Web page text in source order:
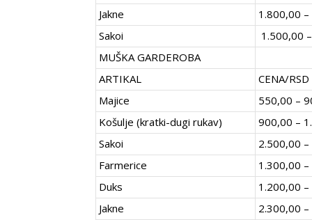
Jakne
1.800,00
Sakoi
1.500,00
MUŠKA GARDEROBA
ARTIKAL
CENA/RSD
Majice
550,00 –
Košulje (kratki-dugi rukav)
900,00 –
Sakoi
2.500,00
Farmerice
1.300,00
Duks
1.200,00
Jakne
2.300,00